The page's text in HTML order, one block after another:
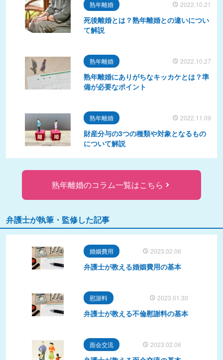
熟年離婚 2022.10.21
死後離婚とは？熟年離婚との違いについ
て解説
熟年離婚 2022.10.27
熟年離婚にありがちなキッカケとは？準
備が必要なポイント
熟年離婚 2022.11.09
財産分与の3つの種類や対象となるもの
について解説
熟年離婚のコラム一覧はこちら
弁護士が執筆・監修した記事
婚姻費用 2023.02.06
弁護士が教える婚姻費用の基本
慰謝料 2023.01.30
弁護士が教える不倫慰謝料の基本
面会交流 2023.02.06